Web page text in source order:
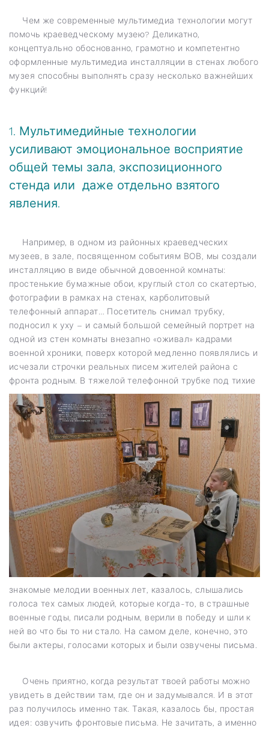
Чем же современные мультимедиа технологии могут
помочь краеведческому музею? Деликатно,
концептуально обоснованно, грамотно и компетентно
оформленные мультимедиа инсталляции в стенах любого
музея способны выполнять сразу несколько важнейших
функций!
1. Мультимедийные технологии
усиливают эмоциональное восприятие
общей темы зала, экспозиционного
стенда или даже отдельно взятого
явления.
Например, в одном из районных краеведческих
музеев, в зале, посвященном событиям ВОВ, мы создали
инсталляцию в виде обычной довоенной комнаты:
простенькие бумажные обои, круглый стол со скатертью,
фотографии в рамках на стенах, карболитовый
телефонный аппарат… Посетитель снимал трубку,
подносил к уху – и самый большой семейный портрет на
одной из стен комнаты внезапно «оживал» кадрами
военной хроники, поверх которой медленно появлялись и
исчезали строчки реальных писем жителей района с
фронта родным. В тяжелой телефонной трубке под тихие
знакомые мелодии военных лет, казалось, слышались
голоса тех самых людей, которые когда-то, в страшные
военные годы, писали родным, верили в победу и шли к
ней во что бы то ни стало. На самом деле, конечно, это
были актеры, голосами которых и были озвучены письма.
Очень приятно, когда результат твоей работы можно
увидеть в действии там, где он и задумывался. И в этот
раз получилось именно так. Такая, казалось бы, простая
идея: озвучить фронтовые письма. Не зачитать, а именно